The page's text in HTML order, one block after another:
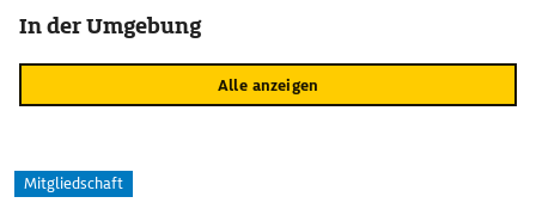
In der Umgebung
Alle anzeigen
Mitgliedschaft